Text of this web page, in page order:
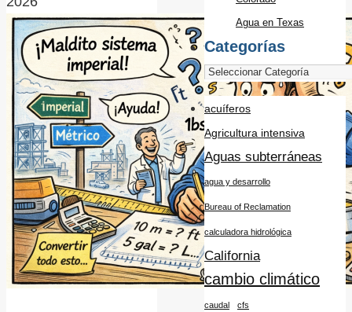
Agua en Texas
Categorías
acuíferos
Agricultura intensiva
Aguas subterráneas
agua y desarrollo
Bureau of Reclamation
calculadora hidrológica
California
cambio climático
caudal cfs